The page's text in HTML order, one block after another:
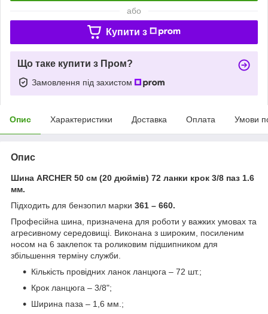
або
Купити з
Що таке купити з Пром?
Замовлення під захистом
Опис Характеристики Доставка Оплата Умови
Опис
Шина ARCHER 50 см (20 дюймів) 72 ланки крок 3/8 паз 1.6
мм.
Підходить для бензопил марки 361 – 660.
Професійна шина, призначена для роботи у важких умовах та
агресивному середовищі. Виконана з широким, посиленим
носом на 6 заклепок та роликовим підшипником для
збільшення терміну служби.
Кількість провідних ланок ланцюга – 72 шт.;
Крок ланцюга – 3/8";
Ширина паза – 1,6 мм.;